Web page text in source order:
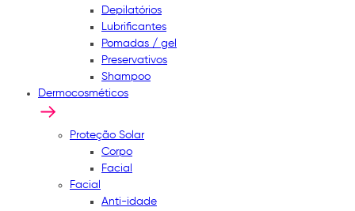
Depilatórios
Lubrificantes
Pomadas / gel
Preservativos
Shampoo
Dermocosméticos
Proteção Solar
Corpo
Facial
Facial
Anti-idade